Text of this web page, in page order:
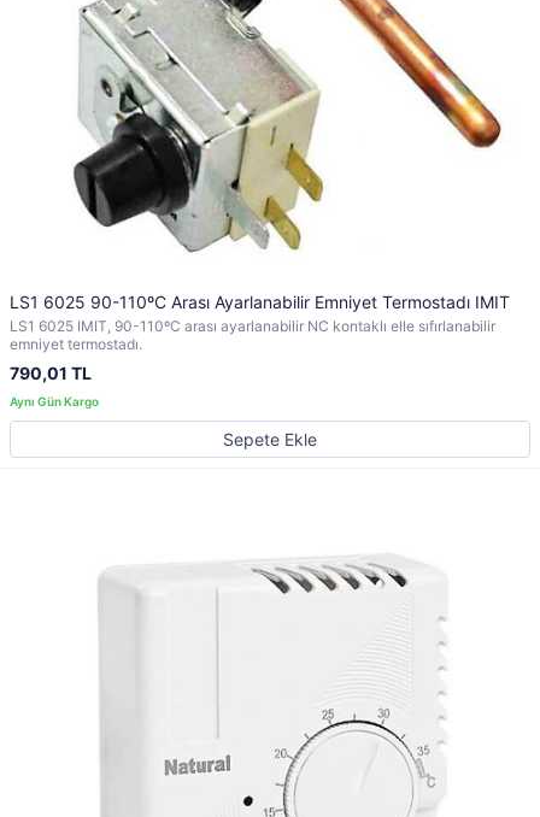
LS1 6025 90-110ºC Arası Ayarlanabilir Emniyet Termostadı IMIT
LS1 6025 IMIT, 90-110ºC arası ayarlanabilir NC kontaklı elle sıfırlanabilir
emniyet termostadı.
790,01 TL
Sepete Ekle